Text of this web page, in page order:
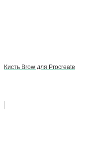
Кисть Brow для Procreate